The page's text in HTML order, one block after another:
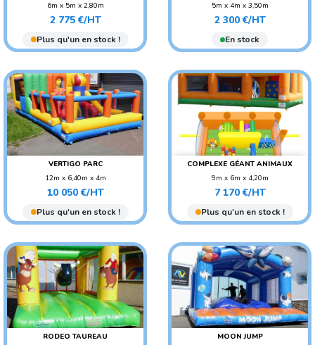
6m x 5m x 2,80m
POIDS : 150 KG
AGE CONSEILLÉ : ENFANT
Prix
2 775 €/HT
Plus qu'un en stock !
5m x 4m x 3,50m
POIDS : 110 KG
AGE CONSEILLÉ : ENFANT
Prix
2 300 €/HT
En stock
VERTIGO PARC
12m x 6,40m x 4m
POIDS : 500 KG
AGE CONSEILLÉ :
ADO/ADULTE
Prix
10 050 €/HT
Plus qu'un en stock !
COMPLEXE GÉANT ANIMAUX
9m x 6m x 4,20m
POIDS : 400 KG
AGE CONSEILLÉ : ENFANT
Prix
7 170 €/HT
Plus qu'un en stock !
RODEO TAUREAU
MOON JUMP